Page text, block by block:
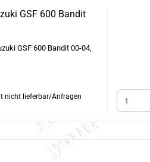
GSF 600 Bandit
GSF 600 Bandit 00-04,
nicht lieferbar/Anfragen